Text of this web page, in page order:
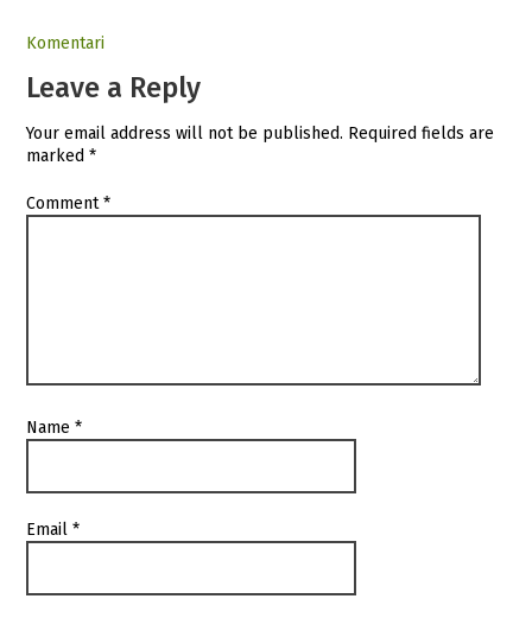
Komentari
Leave a Reply
Your email address will not be published. Required fields are
marked*
Comment*
Name*
Email*